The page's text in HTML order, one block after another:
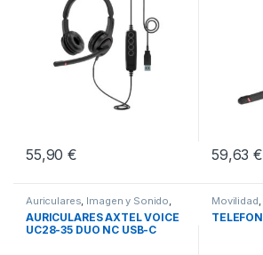
55,90€ 59,63€
Auriculares, Imagen y Sonido,
Sonido PC
AURICULARES AXTEL VOICE
UC28-35 DUO NC USB-C
Movilidad,
Fijos